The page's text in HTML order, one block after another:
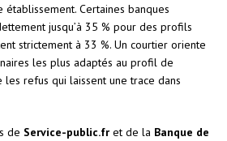
Certaines banques
jusqu’à 35 % pour des profils
strictement à 33 %. Un courtier oriente
les plus adaptés au profil de
les refus qui laissent une trace dans
de Service-public.fr et de la Banque de